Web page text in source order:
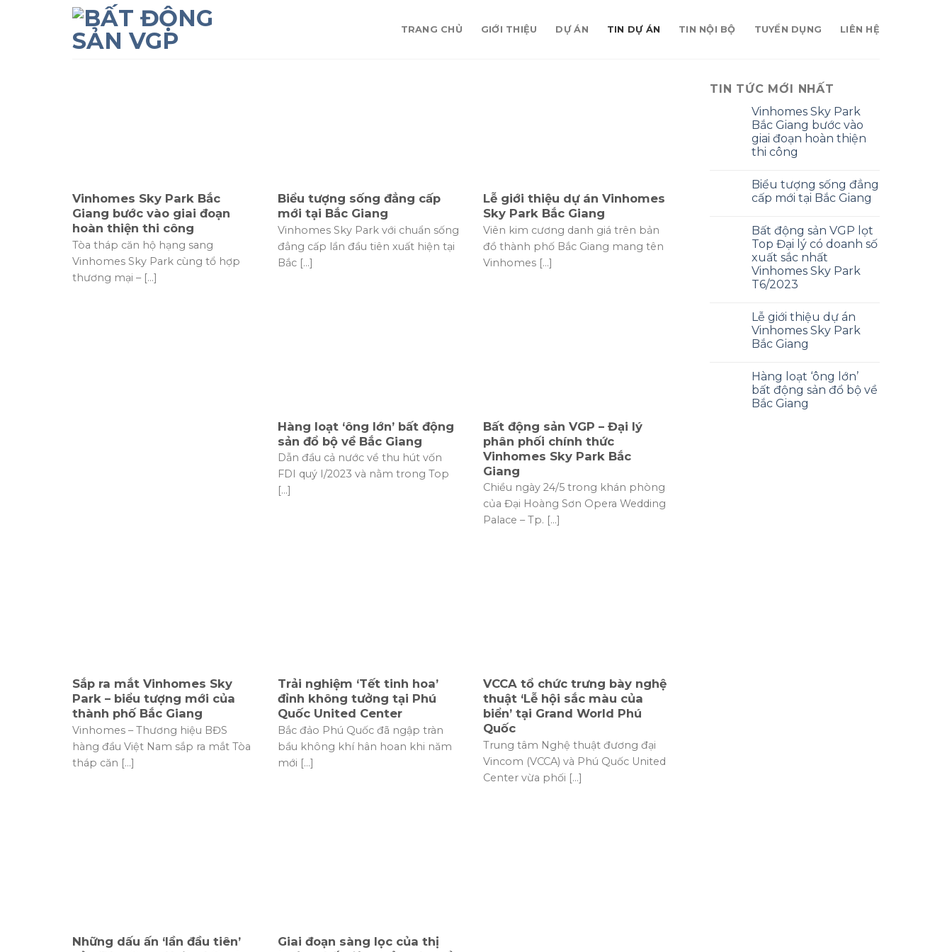
TRANG CHỦ GIỚI THIỆU DỰ ÁN TIN DỰ ÁN TIN NỘI BỘ TUYỂN DỤNG LIÊN HỆ
Vinhomes Sky Park Bắc
Giang bước vào giai đoạn
hoàn thiện thi công
Tòa tháp căn hộ hạng sang
Vinhomes Sky Park cùng tổ hợp
thương mại – [...]
Biểu tượng sống đẳng cấp
mới tại Bắc Giang
Vinhomes Sky Park với chuẩn sống
đẳng cấp lần đầu tiên xuất hiện tại
Bắc [...]
Lễ giới thiệu dự án Vinhomes
Sky Park Bắc Giang
Viên kim cương danh giá trên bản
đồ thành phố Bắc Giang mang tên
Vinhomes [...]
Hàng loạt ‘ông lớn’ bất động
sản đổ bộ về Bắc Giang
Dẫn đầu cả nước về thu hút vốn
FDI quý I/2023 và nằm trong Top
[...]
Bất động sản VGP – Đại lý
phân phối chính thức
Vinhomes Sky Park Bắc
Giang
Chiều ngày 24/5 trong khán phòng
của Đại Hoàng Sơn Opera Wedding
Palace – Tp. [...]
Sắp ra mắt Vinhomes Sky
Park – biểu tượng mới của
thành phố Bắc Giang
Vinhomes – Thương hiệu BĐS
hàng đầu Việt Nam sắp ra mắt Tòa
tháp căn [...]
Trải nghiệm ‘Tết tinh hoa’
đỉnh không tưởng tại Phú
Quốc United Center
Bắc đảo Phú Quốc đã ngập tràn
bầu không khí hân hoan khi năm
mới [...]
VCCA tổ chức trưng bày nghệ
thuật ‘Lễ hội sắc màu của
biển’ tại Grand World Phú
Quốc
Trung tâm Nghệ thuật đương đại
Vincom (VCCA) và Phú Quốc United
Center vừa phối [...]
Những dấu ấn ‘lần đầu tiên’
Giai đoạn sàng lọc của thị
TIN TỨC MỚI NHẤT
Vinhomes Sky Park
Bắc Giang bước vào
giai đoạn hoàn thiện
thi công
Biểu tượng sống đẳng
cấp mới tại Bắc Giang
Bất động sản VGP lọt
Top Đại lý có doanh số
xuất sắc nhất
Vinhomes Sky Park
T6/2023
Lễ giới thiệu dự án
Vinhomes Sky Park
Bắc Giang
Hàng loạt ‘ông lớn’
bất động sản đổ bộ về
Bắc Giang